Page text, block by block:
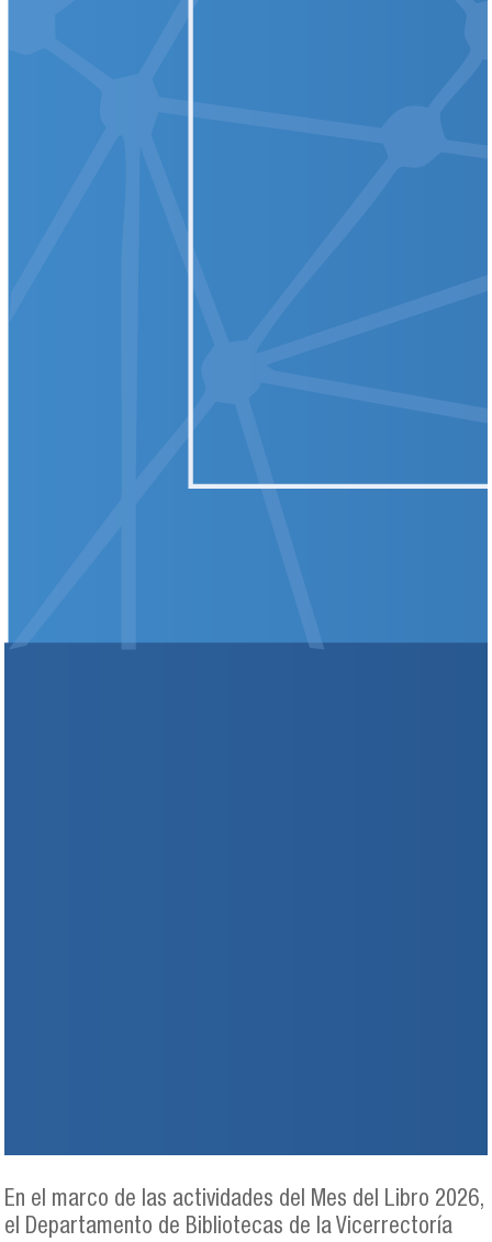
En el marco de las actividades del Mes del Libro 2026,
el Departamento de Bibliotecas de la Vicerrectoría